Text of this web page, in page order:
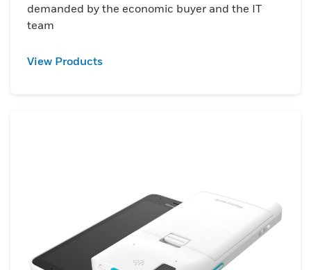
demanded by the economic buyer and the IT
team
View Products